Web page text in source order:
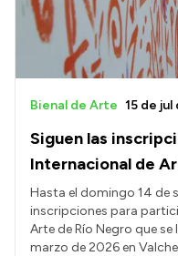
Siguen las
Internacional de
Bienal de Arte 15 de jul
Hasta el domingo 14 de
inscripciones para
Arte de Río Negro que se
marzo de 2026 en